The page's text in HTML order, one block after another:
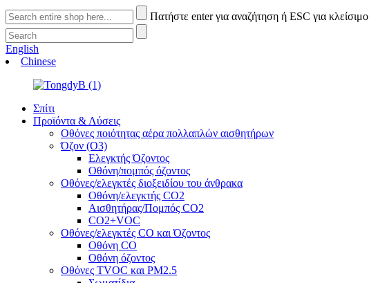
Πατήστε enter για αναζήτηση ή ESC για κλείσιμο
English
Chinese
Σπίτι
Προϊόντα & Λύσεις
Οθόνες ποιότητας αέρα πολλαπλών αισθητήρων
Όζον (O3)
Ελεγκτής Όζοντος
Οθόνη/πομπός όζοντος
Οθόνες/ελεγκτές διοξειδίου του άνθρακα
Οθόνη/ελεγκτής CO2
Αισθητήρας/Πομπός CO2
CO2+VOC
Οθόνες/ελεγκτές CO και Όζοντος
Οθόνη CO
Οθόνη όζοντος
Οθόνες TVOC και PM2.5